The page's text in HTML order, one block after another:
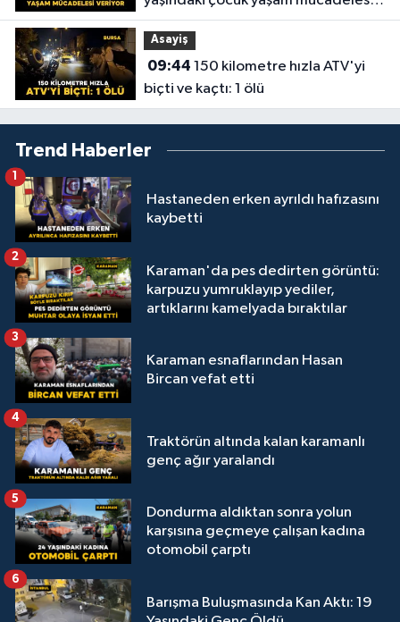
veriyor
Asayiş
09:44
biçti ve kaçtı: 1 ölü
Trend Haberler
Hastaneden erken ayrıldı hafızasını
kaybetti
1
Karaman'da pes dedirten görüntü:
karpuzu yumruklayıp yediler,
artıklarını kamelyada bıraktılar
2
Karaman esnaflarından Hasan
Bircan vefat etti
3
Traktörün altında kalan karamanlı
genç ağır yaralandı
4
Dondurma aldıktan sonra yolun
karşısına geçmeye çalışan kadına
otomobil çarptı
5
Barışma Buluşmasında Kan Aktı: 19
6